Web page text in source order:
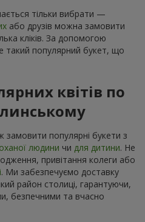
тільки вибрати —
або друзів можна замовити
кліків. За допомогою
такий популярний букет, що
квітів по
замовити популярні букети з
людини чи для дитини. Не
привітання колеги або
. Ми забезпечуємо доставку
район столиці, гарантуючи,
безпечними та вчасно